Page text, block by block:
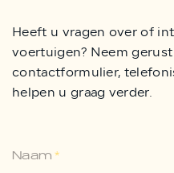
Heeft u vragen over of
voertuigen? Neem
contactformulier,
helpen u graag verder.
Naam*